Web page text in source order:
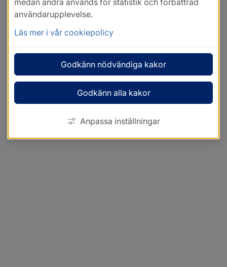
medan andra används för statistik och förbättrad
användarupplevelse.
Läs mer i vår cookiepolicy
Godkänn nödvändiga kakor
Godkänn alla kakor
Anpassa inställningar